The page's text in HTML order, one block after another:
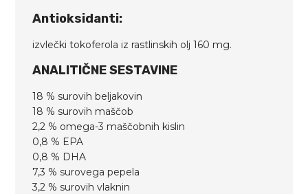
Antioksidanti:
izvlečki tokoferola iz rastlinskih olj 160 mg.
ANALITIČNE SESTAVINE
18 % surovih beljakovin
18 % surovih maščob
2,2 % omega-3 maščobnih kislin
0,8 % EPA
0,8 % DHA
7,3 % surovega pepela
3,2 % surovih vlaknin